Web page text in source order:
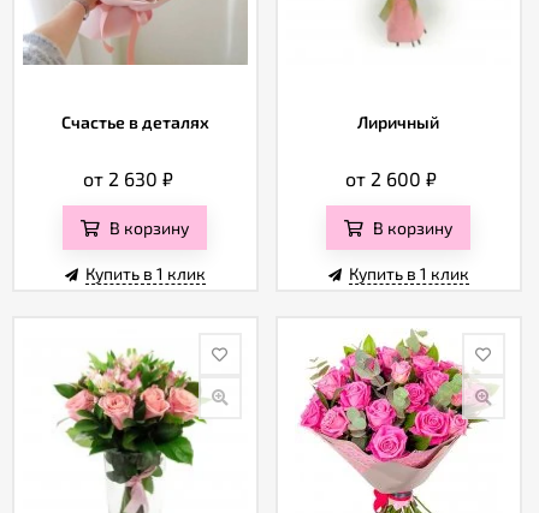
Счастье в деталях
от 2 630 ₽
В корзину
Купить в 1 клик
Лиричный
от 2 600₽
В корзину
Купить в 1 клик